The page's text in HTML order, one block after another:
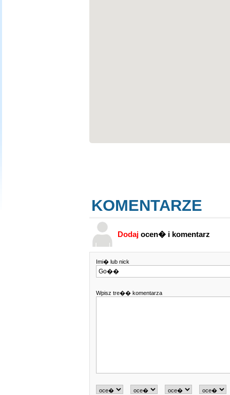
KOMENTARZE
Dodajocen� i komentarz
Imi� lub nick
Wpisz tre�� komentarza